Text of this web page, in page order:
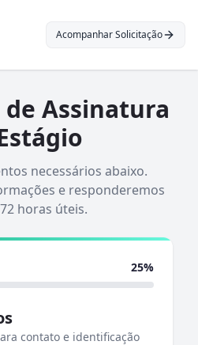
Acompanhar Solicitação
Assinatura
necessários abaixo.
e responderemos
horas úteis.
25%
contato e identificação